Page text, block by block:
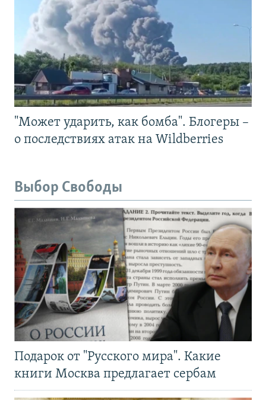
"Может ударить, как бомба". Блогеры –
о последствиях атак на Wildberries
Выбор Свободы
Подарок от "Русского мира". Какие
книги Москва предлагает сербам